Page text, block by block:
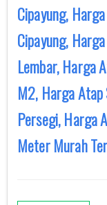
Cipayung,
Cipayung,
Lembar, Harga
M2, Harga Atap
Persegi, Harga
Meter Murah